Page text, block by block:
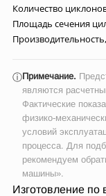
Количество
Площадь сечения
ⓘПримечание.
являются
Фактические
физико-
условий
процесса. Для
рекомендуем
машины».
Изготовление